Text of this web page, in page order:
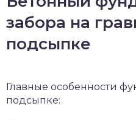
забора на
подсыпке
Главные особенности
подсыпке: